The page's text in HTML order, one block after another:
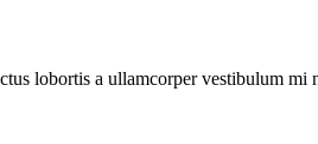
lobortis a ullamcorper vestibulum